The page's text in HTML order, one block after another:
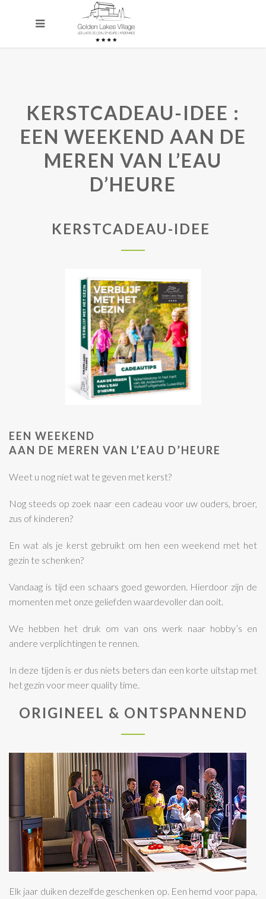
KERSTCADEAU-IDEE :
EEN WEEKEND AAN DE
MEREN VAN L’EAU
D’HEURE
KERSTCADEAU-IDEE
EEN WEEKEND
AAN DE MEREN VAN L’EAU D’HEURE
Weet u nog niet wat te geven met kerst?
Nog steeds op zoek naar een cadeau voor uw ouders, broer,
zus of kinderen?
En wat als je kerst gebruikt om hen een weekend met het
gezin te schenken?
Vandaag is tijd een schaars goed geworden. Hierdoor zijn de
momenten met onze geliefden waardevoller dan ooit.
We hebben het druk om van ons werk naar hobby’s en
andere verplichtingen te rennen.
In deze tijden is er dus niets beters dan een korte uitstap met
het gezin voor meer quality time.
ORIGINEEL & ONTSPANNEND
Elk jaar duiken dezelfde geschenken op. Een hemd voor papa,